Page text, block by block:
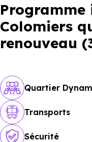
Financer
Colomiers
renouveau
Quartier
Transports
Sécurité